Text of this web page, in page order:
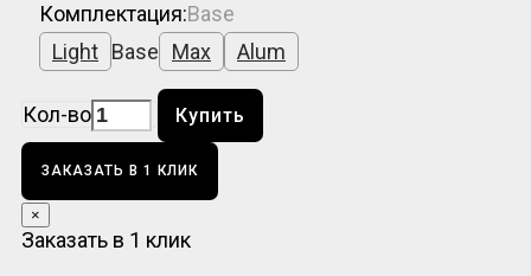
Комплектация:Base
Light Base Max Alum
Кол-во Купить
ЗАКАЗАТЬ В 1 КЛИК
×
Заказать в 1 клик